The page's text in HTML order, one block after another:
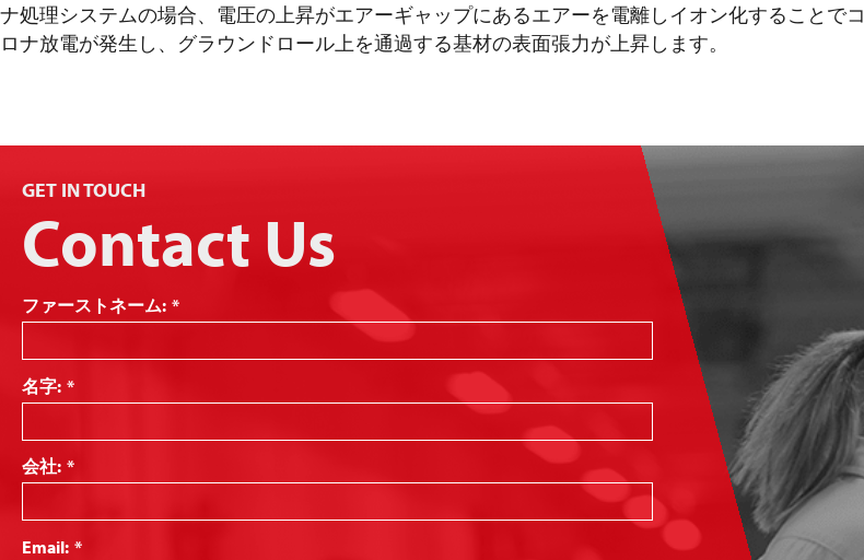
ナ処理システムの場合、電圧の上昇がエアーギャップにあるエアーを電離しイオン化することでコ
ロナ放電が発生し、グラウンドロール上を通過する基材の表面張力が上昇します。
GET IN TOUCH
Contact Us
*
ファーストネーム:
*
名字:
*
会社:
*
Email: